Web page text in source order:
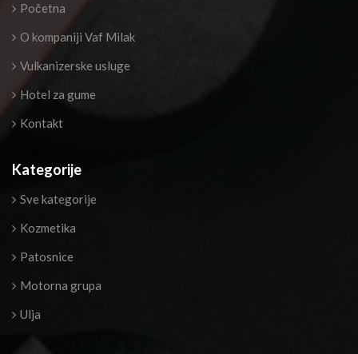
Početna
O kompaniji Vaf Milak
Vulkanizerske usluge
Hotel za gume
Kontakt
Kategorije
Sve kategorije
Kozmetika
Patosnice
Motorna grupa
Ulja